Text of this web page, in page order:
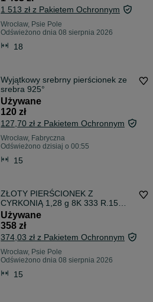
1 513 zł z Pakietem Ochronnym
Wrocław, Psie Pole
Odświeżono dnia 08 sierpnia 2026
18
Wyjątkowy srebrny pierścionek ze
srebra 925°
Używane
120 zł
127,70 zł z Pakietem Ochronnym
Wrocław, Fabryczna
Odświeżono dzisiaj o 00:55
15
ZŁOTY PIERŚCIONEK Z
CYRKONIĄ 1,28 g 8K 333 R.15
Wrocław Kiełczowska 51b
Używane
358 zł
374,03 zł z Pakietem Ochronnym
Wrocław, Psie Pole
Odświeżono dnia 08 sierpnia 2026
15